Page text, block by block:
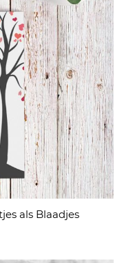
als Blaadjes